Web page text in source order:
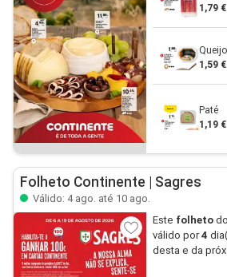
1,79 €
Queijo
1,59 €
Paté
1,19 €
Folheto Continente | Sagres
Válido: 4 ago. até 10 ago.
Este folheto
válido por4
desta e da